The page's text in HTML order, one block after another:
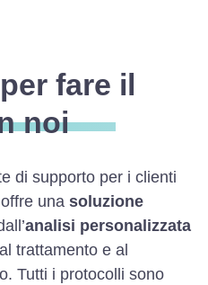
fare il
noi
di supporto per i clienti
una soluzione
analisi personalizzata
trattamento e al
Tutti i protocolli sono